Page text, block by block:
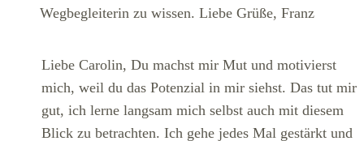
Wegbegleiterin zu wissen. Liebe Grüße, Franz
Liebe Carolin, Du machst mir Mut und motivierst
mich, weil du das Potenzial in mir siehst. Das tut mir
gut, ich lerne langsam mich selbst auch mit diesem
Blick zu betrachten. Ich gehe jedes Mal gestärkt und